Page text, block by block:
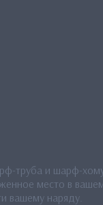
труба и шарф-
место в
вашему наряду.